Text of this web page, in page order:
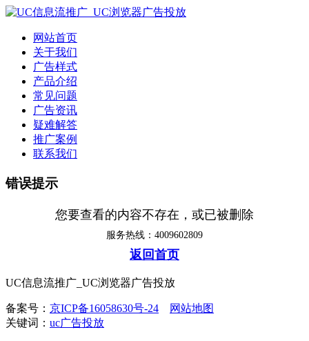
网站首页
关于我们
广告样式
产品介绍
常见问题
广告资讯
疑难解答
推广案例
联系我们
错误提示
您要查看的内容不存在，或已被删除
服务热线：4009602809
返回首页
UC信息流推广_UC浏览器广告投放
备案号： 京ICP备16058630号-24
网站地图
关键词： uc广告投放